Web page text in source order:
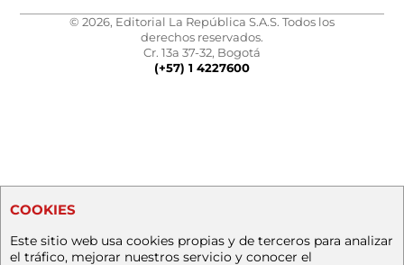
© 2026, Editorial La República S.A.S. Todos los
derechos reservados.
Cr. 13a 37-32, Bogotá
(+57) 1 4227600
COOKIES
Este sitio web usa cookies propias y de terceros para analizar
el tráfico, mejorar nuestros servicio y conocer el